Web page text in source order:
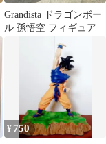
Grandista ドラゴンボー
ル 孫悟空 フィギュア
¥ 750